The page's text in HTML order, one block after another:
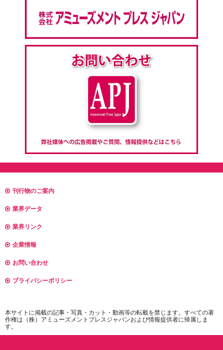
刊行物のご案内
業界データ
業界リンク
企業情報
お問い合わせ
プライバシーポリシー
本サイトに掲載の記事・写真・カット・動画等の転載を禁じます。すべての著
作権は（株）アミューズメントプレスジャパンおよび情報提供者に帰属しま
す。